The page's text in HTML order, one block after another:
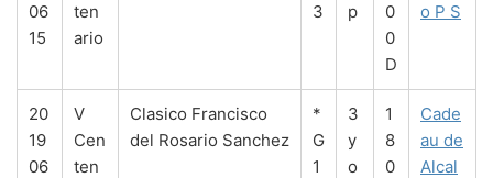
06
15
ten
ario
3
p
0
0
D
o P S
20
19
06
V
Cen
ten
Clasico Francisco
del Rosario Sanchez
*
G
1
3
y
o
1
8
0
Cade
au de
Alcal